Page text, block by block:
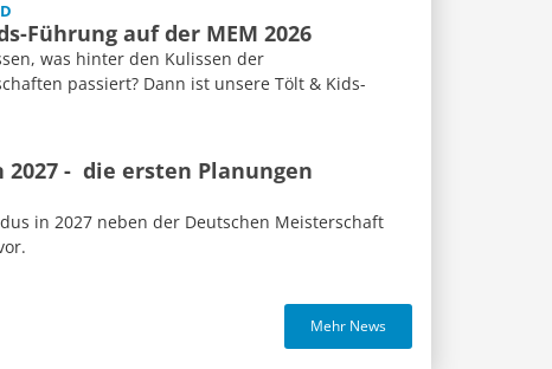
Führung auf der MEM 2026
was hinter den Kulissen der
passiert? Dann ist unsere Tölt & Kids-
- die ersten Planungen
in 2027 neben der Deutschen Meisterschaft
Mehr News